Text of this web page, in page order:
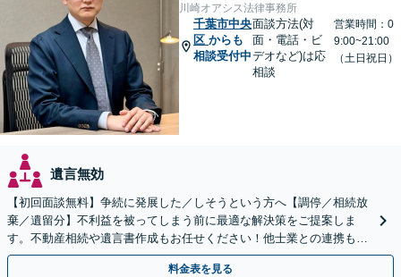
川崎オアシス法律事務所
千葉市中央
区 からも
相談受付中
面談方法(対
面・電話・ビ
デオなど)は応
相談
営業時間：0
9:00~21:00
（土日祝日）
遺言無効
【初回面談無料】争続に発展した／しそうという方へ【調停／相続放
棄／遺留分】不利益を被ってしまう前に最適な解決策をご提案しま
す。不動産相続や遺言書作成もお任せください！他士業との連携も可
能
料金表を見る